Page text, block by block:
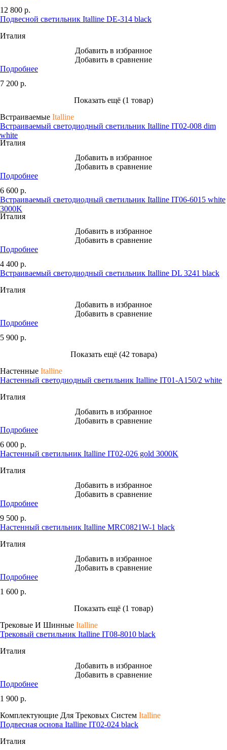
12 800 р.
Подвесной светильник Italline DE-314 black
Италия
Добавить в избранное
Добавить в сравнение
Подробнее
7 200 р.
Показать ещё (1 товар)
Встраиваемые Italline
Встраиваемый светодиодный светильник Italline IT02-008 dim
white
Италия
Добавить в избранное
Добавить в сравнение
Подробнее
6 600 р.
Встраиваемый светодиодный светильник Italline IT06-6015 white
3000K
Италия
Добавить в избранное
Добавить в сравнение
Подробнее
4 400 р.
Встраиваемый светодиодный светильник Italline DL 3241 black
Италия
Добавить в избранное
Добавить в сравнение
Подробнее
5 900 р.
Показать ещё (42 товара)
Настенные Italline
Настенный светодиодный светильник Italline IT01-A150/2 white
Италия
Добавить в избранное
Добавить в сравнение
Подробнее
6 000 р.
Настенный светильник Italline IT02-026 gold 3000K
Италия
Добавить в избранное
Добавить в сравнение
Подробнее
9 500 р.
Настенный светильник Italline MRC0821W-1 black
Италия
Добавить в избранное
Добавить в сравнение
Подробнее
1 600 р.
Показать ещё (1 товар)
Трековые И Шинные Italline
Трековый светильник Italline IT08-8010 black
Италия
Добавить в избранное
Добавить в сравнение
Подробнее
1 900 р.
Комплектующие Для Трековых Систем Italline
Подвесная основа Italline IT02-024 black
Италия